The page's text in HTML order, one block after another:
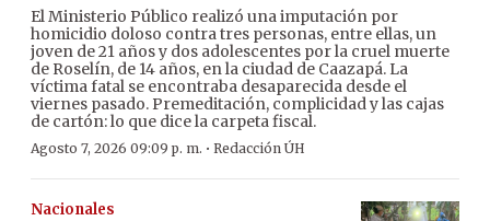
El Ministerio Público realizó una imputación por
homicidio doloso contra tres personas, entre ellas, un
joven de 21 años y dos adolescentes por la cruel muerte
de Roselín, de 14 años, en la ciudad de Caazapá. La
víctima fatal se encontraba desaparecida desde el
viernes pasado. Premeditación, complicidad y las cajas
de cartón: lo que dice la carpeta fiscal.
Agosto 7, 2026 09:09 p. m. · Redacción ÚH
Nacionales